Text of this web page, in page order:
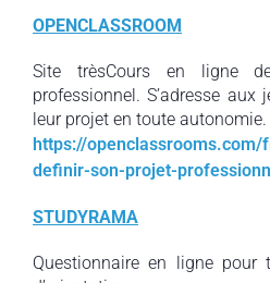
OPENCLASSROOM
Site trèsCours en ligne
professionnel. S’adresse
leur projet en toute autonomie.
https://
definir-son-projet-
STUDYRAMA
Questionnaire en ligne pour